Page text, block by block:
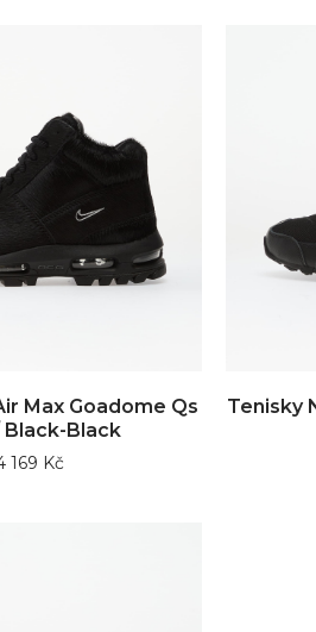
Max Goadome Qs
Black-Black
169 Kč
Tenisky